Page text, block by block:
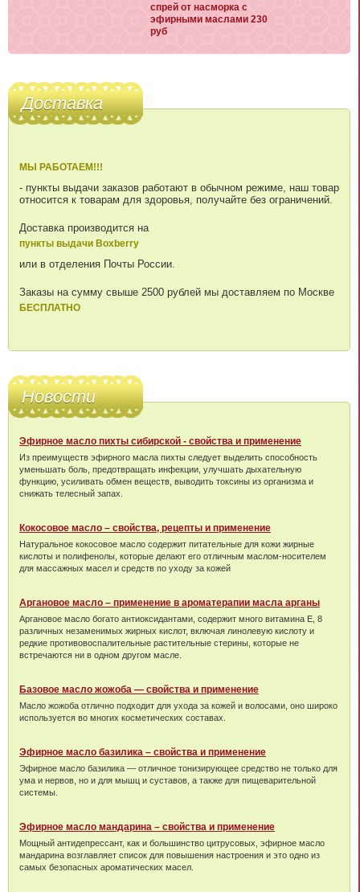
спрей от насморка с
эфирными маслами 230
руб
Доставка
МЫ РАБОТАЕМ!!!
- пункты выдачи заказов работают в обычном режиме, наш товар
относится к товарам для здоровья, получайте без ограничений.
Доставка производится на
пункты выдачи Boxberry
или в отделения Почты России.
Заказы на сумму свыше 2500 рублей мы доставляем по Москве
БЕСПЛАТНО
Новости
Эфирное масло пихты сибирской - свойства и применение
Из преимуществ эфирного масла пихты следует выделить способность
уменьшать боль, предотвращать инфекции, улучшать дыхательную
функцию, усиливать обмен веществ, выводить токсины из организма и
снижать телесный запах.
Кокосовое масло – свойства, рецепты и применение
Натуральное кокосовое масло содержит питательные для кожи жирные
кислоты и полифенолы, которые делают его отличным маслом-носителем
для массажных масел и средств по уходу за кожей
Аргановое масло – применение в ароматерапии масла арганы
Аргановое масло богато антиоксидантами, содержит много витамина Е, 8
различных незаменимых жирных кислот, включая линолевую кислоту и
редкие противовоспалительные растительные стерины, которые не
встречаются ни в одном другом масле.
Базовое масло жожоба — свойства и применение
Масло жожоба отлично подходит для ухода за кожей и волосами, оно широко
используется во многих косметических составах.
Эфирное масло базилика – свойства и применение
Эфирное масло базилика — отличное тонизирующее средство не только для
ума и нервов, но и для мышц и суставов, а также для пищеварительной
системы.
Эфирное масло мандарина – свойства и применение
Мощный антидепрессант, как и большинство цитрусовых, эфирное масло
мандарина возглавляет список для повышения настроения и это одно из
самых безопасных ароматических масел.